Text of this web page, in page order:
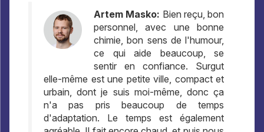
Artem Masko: Bien reçu, bon
personnel, avec une bonne
chimie, bon sens de l'humour,
ce qui aide beaucoup, se
sentir en confiance. Surgut
elle-même est une petite ville, compact et
urbain, dont je suis moi-même, donc ça
n'a pas pris beaucoup de temps
d'adaptation. Le temps est également